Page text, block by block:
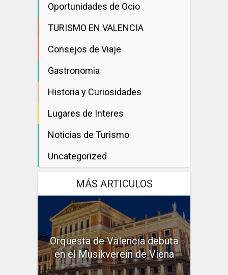
Oportunidades de Ocio
TURISMO EN VALENCIA
Consejos de Viaje
Gastronomia
Historia y Curiosidades
Lugares de Interes
Noticias de Turismo
Uncategorized
MÁS ARTICULOS
Orquesta de Valencia debuta
en el Musikverein de Viena